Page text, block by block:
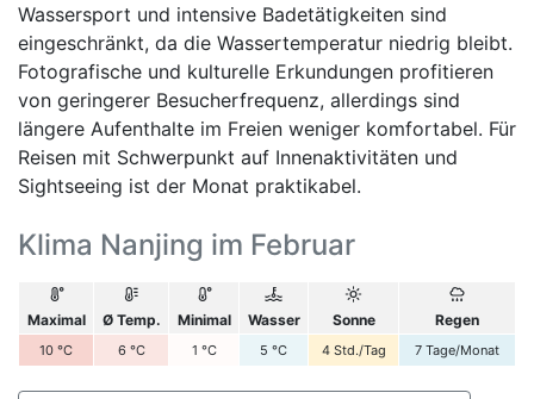
Wassersport und intensive Badetätigkeiten sind
eingeschränkt, da die Wassertemperatur niedrig bleibt.
Fotografische und kulturelle Erkundungen profitieren
von geringerer Besucherfrequenz, allerdings sind
längere Aufenthalte im Freien weniger komfortabel. Für
Reisen mit Schwerpunkt auf Innenaktivitäten und
Sightseeing ist der Monat praktikabel.
Klima Nanjing im Februar
Maximal Ø Temp. Minimal Wasser Sonne Regen
10 °C 6 °C 1 °C 5 °C 4 Std./Tag 7 Tage/Monat